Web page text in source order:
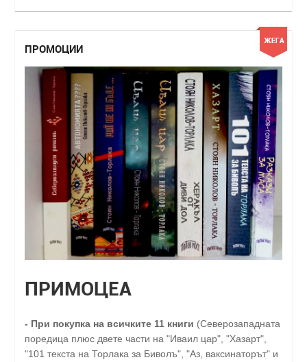
ПРОМОЦИИ
ПРИМОЦЕА
- При покупка на всичките 11 книги (Северозападната
поредица плюс двете части на "Иваил цар", "Хазарт",
"101 текста на Торлака за Биволъ", "Аз, ваксинаторът" и